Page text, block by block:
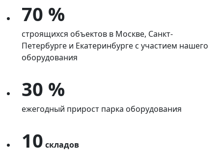
70 %
строящихся объектов в Москве, Санкт-
Петербурге и Екатеринбурге с участием нашего
оборудования
30 %
ежегодный прирост парка оборудования
10 складов